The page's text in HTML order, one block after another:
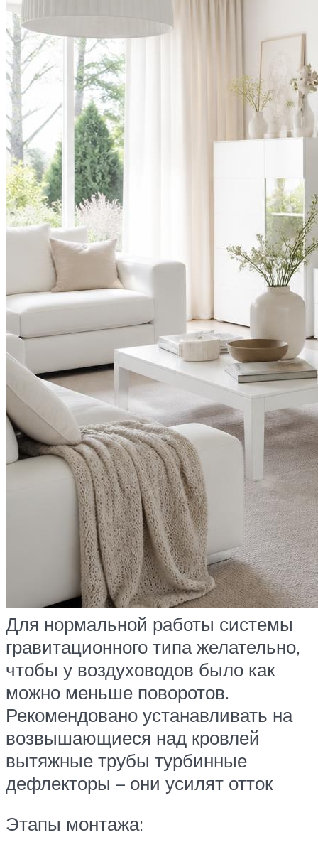
Для нормальной работы системы
гравитационного типа желательно,
чтобы у воздуховодов было как
можно меньше поворотов.
Рекомендовано устанавливать на
возвышающиеся над кровлей
вытяжные трубы турбинные
дефлекторы – они усилят отток
Этапы монтажа: